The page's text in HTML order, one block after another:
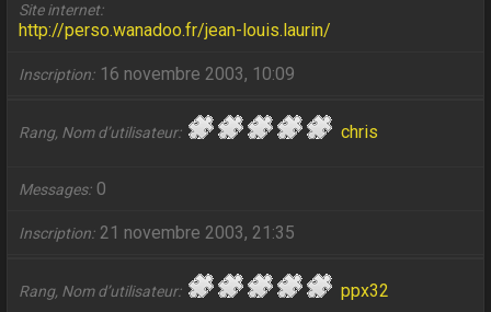
Site internet
http://perso.wanadoo.fr/jean-louis.laurin/
Inscription 16 novembre 2003, 10:09
Rang, Nom d’utilisateur chris
Messages 0
Inscription 21 novembre 2003, 21:35
Rang, Nom d’utilisateur ppx32